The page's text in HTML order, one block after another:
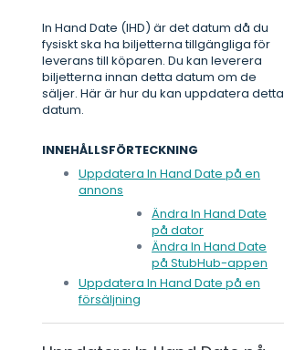
In Hand Date (IHD) är det datum då du
fysiskt ska ha biljetterna tillgängliga för
leverans till köparen. Du kan leverera
biljetterna innan detta datum om de
säljer. Här är hur du kan uppdatera detta
datum.
INNEHÅLLSFÖRTECKNING
Uppdatera In Hand Date på en
annons
Ändra In Hand Date
på dator
Ändra In Hand Date
på StubHub-appen
Uppdatera In Hand Date på en
försäljning